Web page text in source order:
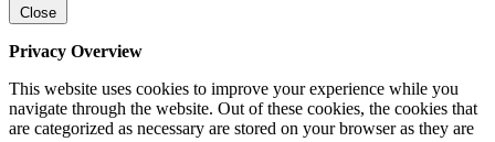
Close
Privacy Overview
This website uses cookies to improve your experience while you
navigate through the website. Out of these cookies, the cookies that
are categorized as necessary are stored on your browser as they are